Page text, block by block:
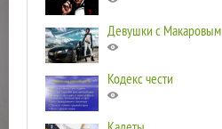
Девушки с Макаровым
Кодекс чести